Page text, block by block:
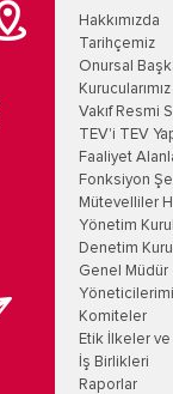
Hakkımızda
Tarihçemiz
Onursal
Kurucularımız
Vakıf Resmi
TEV'i TEV
Faaliyet
Fonksiyon
Mütevelliler
Yönetim
Denetim
Genel Müdür
Komiteler
Etik İlkeler
İş Birlikleri
Raporlar